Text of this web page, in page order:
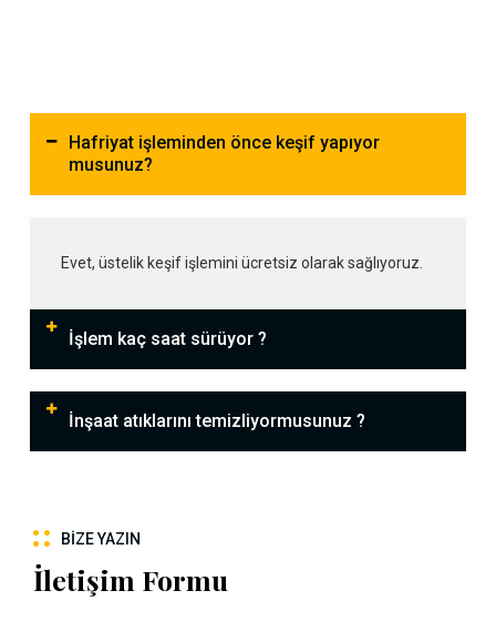
Hafriyat işleminden önce keşif yapıyor
musunuz?
Evet, üstelik keşif işlemini ücretsiz olarak sağlıyoruz.
İşlem kaç saat sürüyor ?
İnşaat atıklarını temizliyormusunuz ?
BIZE YAZIN
İletişim Formu